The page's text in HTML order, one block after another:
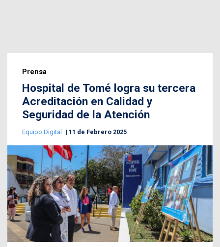
Prensa
Hospital de Tomé logra su tercera
Acreditación en Calidad y
Seguridad de la Atención
Equipo Digital 11 de Febrero 2025